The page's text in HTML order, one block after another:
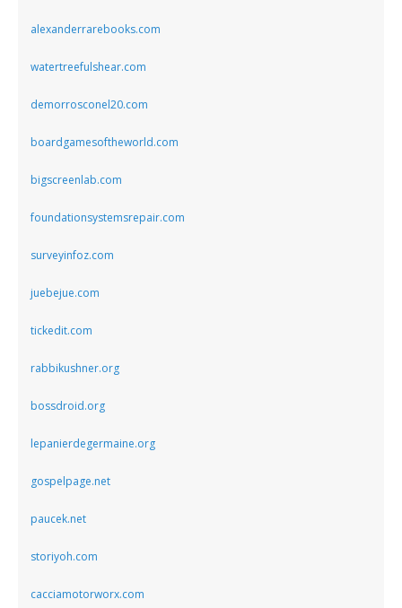
alexanderrarebooks.com
watertreefulshear.com
demorrosconel20.com
boardgamesoftheworld.com
bigscreenlab.com
foundationsystemsrepair.com
surveyinfoz.com
juebejue.com
tickedit.com
rabbikushner.org
bossdroid.org
lepanierdegermaine.org
gospelpage.net
paucek.net
storiyoh.com
cacciamotorworx.com